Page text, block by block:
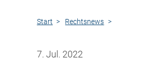
Start Rechtsnews
7. Jul. 2022